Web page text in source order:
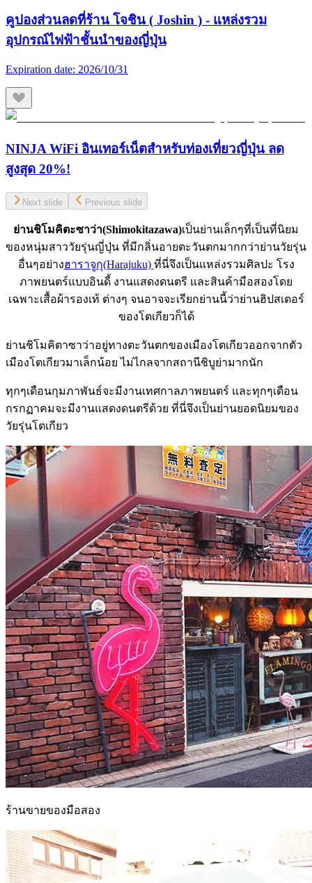
คูปองส่วนลดที่ร้าน โจชิน ( Joshin ) - แหล่งรวม
อุปกรณ์ไฟฟ้าชั้นนำของญี่ปุ่น
Expiration date: 2026/10/31
NINJA WiFi อินเทอร์เน็ตสำหรับท่องเที่ยวญี่ปุ่น ลด
สูงสุด 20%!
Next slide Previous slide
ย่านชิโมคิตะซาว่า(Shimokitazawa)เป็นย่านเล็กๆที่เป็นที่นิยม
ของหนุ่มสาววัยรุ่นญี่ปุ่น ที่มีกลิ่นอายตะวันตกมากกว่าย่านวัยรุ่น
อื่นๆอย่างฮาราจูกุ(Harajuku) ที่นี่จึงเป็นแหล่งรวมศิลปะ โรง
ภาพยนตร์แบบอินดี้ งานแสดงดนตรี และสินค้ามือสองโดย
เฉพาะเสื้อผ้ารองเท้ ต่างๆ จนอาจจะเรียกย่านนี้ว่าย่านฮิปสเตอร์
ของโตเกียวก็ได้
ย่านชิโมคิตาซาว่าอยู่ทางตะวันตกของเมืองโตเกียวออกจากตัว
เมืองโตเกียวมาเล็กน้อย ไม่ไกลจากสถานีชิบูย่ามากนัก
ทุกๆเดือนกุมภาพันธ์จะมีงานเทศกาลภาพยนตร์ และทุกๆเดือน
กรกฏาคมจะมีงานแสดงดนตรีด้วย ที่นี่จึงเป็นย่านยอดนิยมของ
วัยรุ่นโตเกียว
ร้านขายของมือสอง